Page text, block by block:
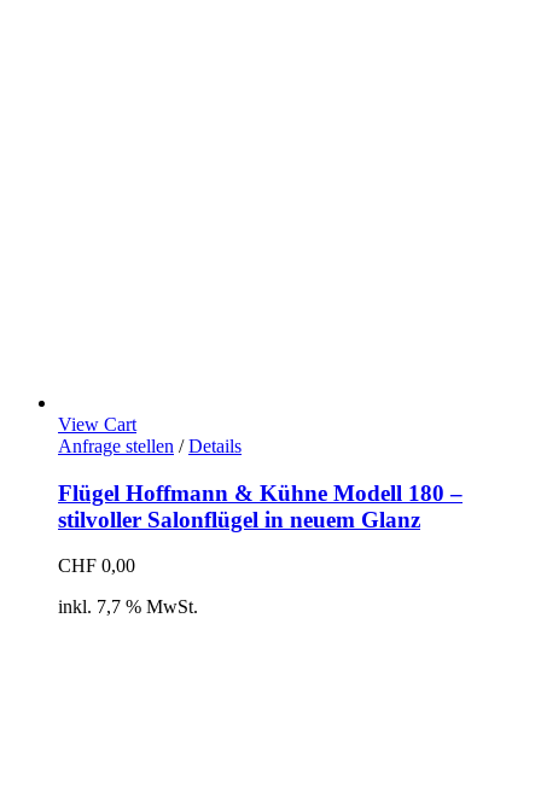
View Cart
Anfrage stellen / Details
Flügel Hoffmann & Kühne Modell 180 –
stilvoller Salonflügel in neuem Glanz
CHF 0,00
inkl. 7,7 % MwSt.